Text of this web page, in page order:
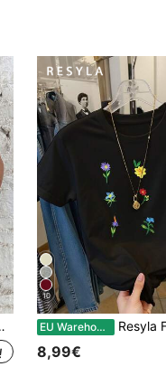
10
EU Warehouse Resyla Floral Stickerei Mode Minimalistische
8,99€